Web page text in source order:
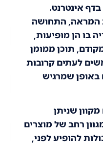
אינטרנט.
המראה, התחושה
בו הן מופיעות,
תוכן ממומן
לעתים קרובות
באופן שמרגיש
שניתן
רחב של מוצרים
להופיע לפני,